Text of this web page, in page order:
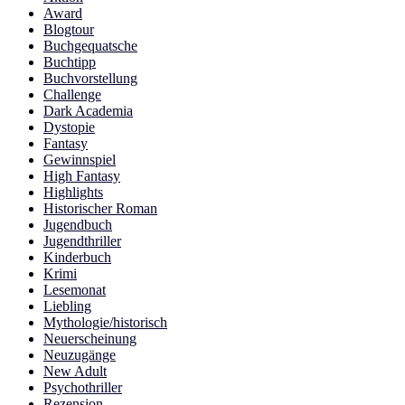
Award
Blogtour
Buchgequatsche
Buchtipp
Buchvorstellung
Challenge
Dark Academia
Dystopie
Fantasy
Gewinnspiel
High Fantasy
Highlights
Historischer Roman
Jugendbuch
Jugendthriller
Kinderbuch
Krimi
Lesemonat
Liebling
Mythologie/historisch
Neuerscheinung
Neuzugänge
New Adult
Psychothriller